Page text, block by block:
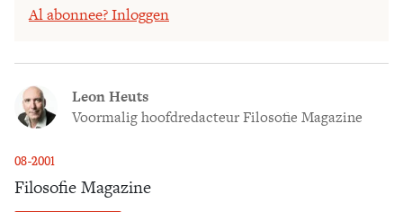
08-2001
Filosofie Magazine
Al abonnee? Inloggen
Leon Heuts
Voormalig hoofdredacteur Filosofie Magazine